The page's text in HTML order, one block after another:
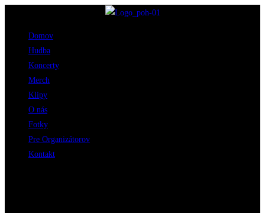
Domov
Hudba
Koncerty
Merch
Klipy
O nás
Fotky
Pre Organizátorov
Kontakt